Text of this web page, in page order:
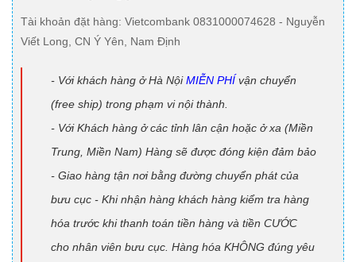
Tài khoản đặt hàng: Vietcombank 0831000074628 - Nguyễn
Viết Long, CN Ý Yên, Nam Định
- Với khách hàng ở Hà NộiMIỄN PHÍ vận chuyển
(free ship) trong phạm vi nội thành.
- Với Khách hàng ở các tỉnh lân cận hoặc ở xa (Miền
Trung, Miền Nam) Hàng sẽ được đóng kiện đảm bảo
- Giao hàng tận nơi bằng đường chuyển phát của
bưu cục - Khi nhận hàng khách hàng kiểm tra hàng
hóa trước khi thanh toán tiền hàng và tiền CƯỚC
cho nhân viên bưu cục. Hàng hóa KHÔNG đúng yêu